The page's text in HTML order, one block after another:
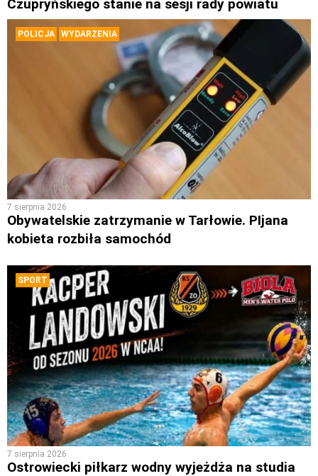
Czupryńskiego stanie na sesji rady powiatu
POLICJA WYDARZENIA
7 sierpnia 2026
Obywatelskie zatrzymanie w Tarłowie. PIjana
kobieta rozbiła samochód
SPORT
7 sierpnia 2026
Ostrowiecki piłkarz wodny wyjeżdża na studia